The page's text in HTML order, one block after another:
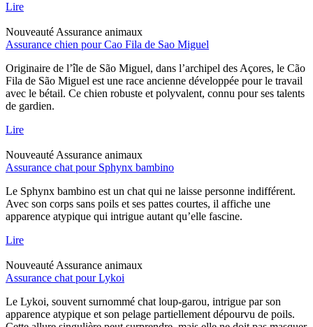
Lire
Nouveauté Assurance animaux
Assurance chien pour Cao Fila de Sao Miguel
Originaire de l’île de São Miguel, dans l’archipel des Açores, le Cão
Fila de São Miguel est une race ancienne développée pour le travail
avec le bétail. Ce chien robuste et polyvalent, connu pour ses talents
de gardien.
Lire
Nouveauté Assurance animaux
Assurance chat pour Sphynx bambino
Le Sphynx bambino est un chat qui ne laisse personne indifférent.
Avec son corps sans poils et ses pattes courtes, il affiche une
apparence atypique qui intrigue autant qu’elle fascine.
Lire
Nouveauté Assurance animaux
Assurance chat pour Lykoi
Le Lykoi, souvent surnommé chat loup-garou, intrigue par son
apparence atypique et son pelage partiellement dépourvu de poils.